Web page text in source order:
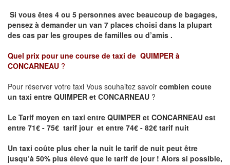
Si vous êtes 4 ou 5 personnes avec beaucoup de bagages,
pensez à demander un van 7 places choisi dans la plupart
des cas par les groupes de familles ou d’amis .
Quel prix pour une course de taxi de QUIMPER à
CONCARNEAU ?
Pour réserver votre taxi Vous souhaitez savoir combien coute
un taxi entre QUIMPER et CONCARNEAU ?
Le Tarif moyen en taxi entre QUIMPER et CONCARNEAU est
entre 71€ - 75€ tarif jour et entre 74€ - 82€ tarif nuit
Un taxi coûte plus cher la nuit le tarif de nuit peut être
jusqu’à 50% plus élevé que le tarif de jour ! Alors si possible,